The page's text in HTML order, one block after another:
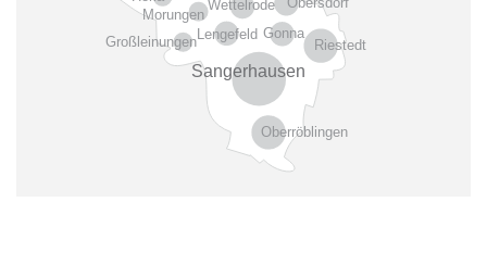
Riestedt
Gonna
Morungen
Wettelrode
Lengefeld
Großleinungen
Sangerhausen
Oberröblingen